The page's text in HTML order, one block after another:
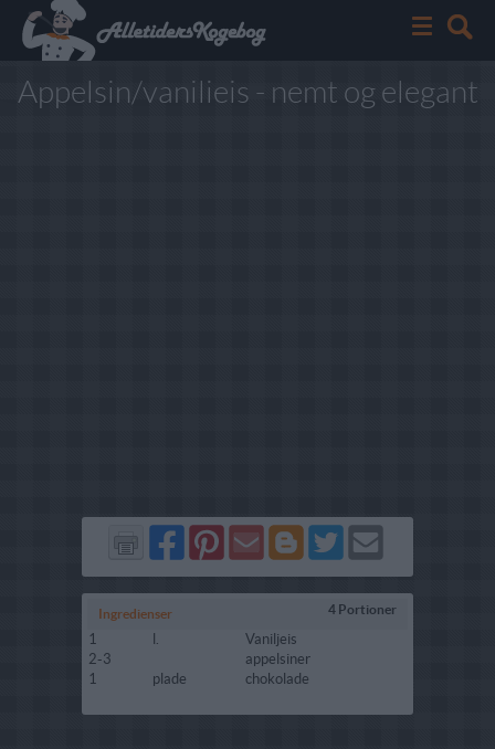
Appelsin/vanilieis - nemt og elegant
Del
på
Facebook
Del
på
Pinterest
Send
via
GMail
Del
på
Blogger
Del
på
Twitter
Send
Ingredienser 4 Portioner
1 l.
Vaniljeis
2-3
appelsiner
1
plade chokolade